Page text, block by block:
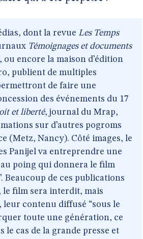
dont la revue Les Temps
Témoignages et documents
, ou encore la maison d’édition
publient de multiples
de faire une
des événements du 17
et liberté, journal du Mrap,
sur d’autres pogroms
(Metz, Nancy). Côté images, le
Panijel va entreprendre une
poing qui donnera le film
Beaucoup de ces publications
le film sera interdit, mais
leur contenu diffusé “sous le
toute une génération, ce
le cas de la grande presse et